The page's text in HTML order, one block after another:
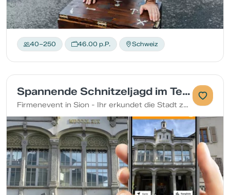
40–250 46.00 p.P. Schweiz
Spannende Schnitzeljagd im Team in Sion
Firmenevent in Sion - Ihr erkundet die Stadt zu Fuss und stärkt gleichzeitig eure Teamkompetenzen. Löst verschiedene Arten von Aufgaben und sammelt Punkte für euer Team.